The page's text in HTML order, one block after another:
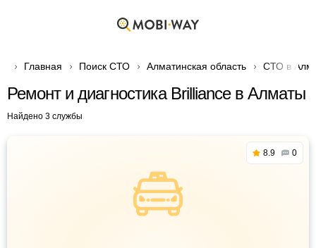
Главная Поиск СТО Алматинская область СТО в
Ремонт и диагностика Brilliance в Алматы
Найдено 3 службы
8.9 0